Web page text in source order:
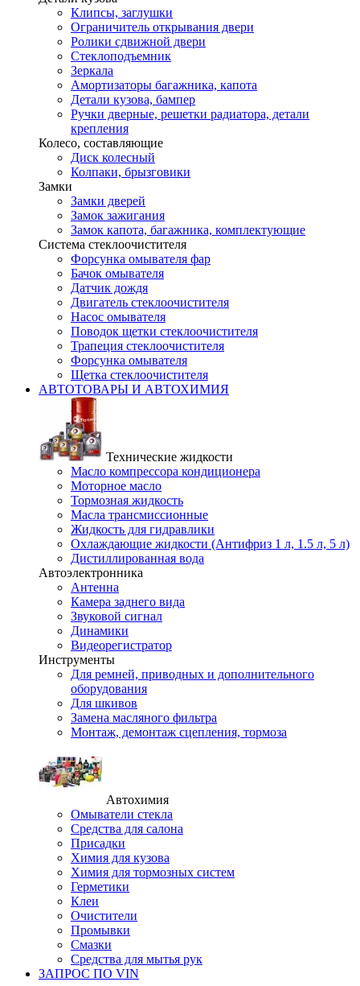
Клипсы, заглушки
Ограничитель открывания двери
Ролики сдвижной двери
Стеклоподъемник
Зеркала
Амортизаторы багажника, капота
Детали кузова, бампер
Ручки дверные, решетки радиатора, детали
крепления
Колесо, составляющие
Диск колесный
Колпаки, брызговики
Замки
Замки дверей
Замок зажигания
Замок капота, багажника, комплектующие
Система стеклоочистителя
Форсунка омывателя фар
Бачок омывателя
Датчик дождя
Двигатель стеклоочистителя
Насос омывателя
Поводок щетки стеклоочистителя
Трапеция стеклоочистителя
Форсунка омывателя
Щетка стеклоочистителя
АВТОТОВАРЫ И АВТОХИМИЯ
Технические жидкости
Масло компрессора кондиционера
Моторное масло
Тормозная жидкость
Масла трансмиссионные
Жидкость для гидравлики
Охлаждающие жидкости (Антифриз 1 л, 1.5 л, 5 л)
Дистиллированная вода
Автоэлектронника
Антенна
Камера заднего вида
Звуковой сигнал
Динамики
Видеорегистратор
Инструменты
Для ремней, приводных и дополнительного
оборудования
Для шкивов
Замена масляного фильтра
Монтаж, демонтаж сцепления, тормоза
Автохимия
Омыватели стекла
Средства для салона
Присадки
Химия для кузова
Химия для тормозных систем
Герметики
Клеи
Очистители
Промывки
Смазки
Средства для мытья рук
ЗАПРОС ПО VIN